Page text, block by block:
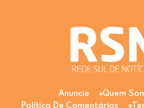
Anuncie
Quem
Política De Comentários